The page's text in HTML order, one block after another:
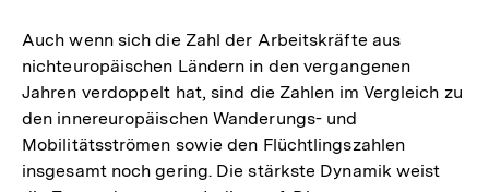
Auch wenn sich die Zahl der Arbeitskräfte aus
nichteuropäischen Ländern in den vergangenen
Jahren verdoppelt hat, sind die Zahlen im Vergleich zu
den innereuropäischen Wanderungs- und
Mobilitätsströmen sowie den Flüchtlingszahlen
insgesamt noch gering. Die stärkste Dynamik weist